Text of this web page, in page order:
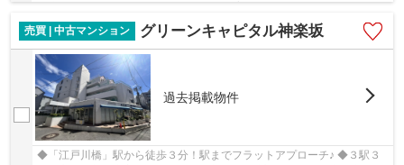
売買 | 中古マンション
グリーンキャピタル神楽坂
過去掲載物件
◆「江戸川橋」駅から徒歩３分！駅までフラットアプローチ♪ ◆３駅３